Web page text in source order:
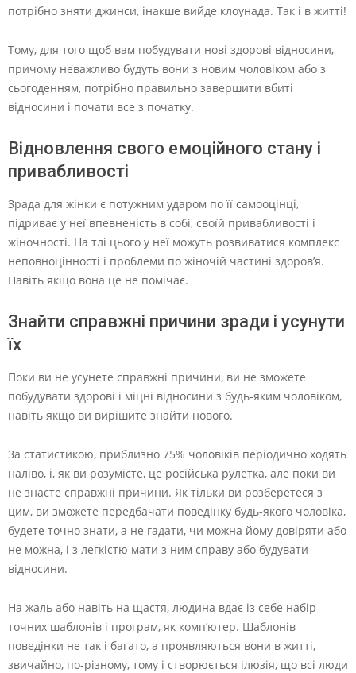
потрібно зняти джинси, інакше вийде клоунада. Так і в житті!
Тому, для того щоб вам побудувати нові здорові відносини,
причому неважливо будуть вони з новим чоловіком або з
сьогоденням, потрібно правильно завершити вбиті
відносини і почати все з початку.
Відновлення свого емоційного стану і
привабливості
Зрада для жінки є потужним ударом по її самооцінці,
підриває у неї впевненість в собі, своїй привабливості і
жіночності. На тлі цього у неї можуть розвиватися комплекс
неповноцінності і проблеми по жіночій частині здоров’я.
Навіть якщо вона це не помічає.
Знайти справжні причини зради і усунути
їх
Поки ви не усунете справжні причини, ви не зможете
побудувати здорові і міцні відносини з будь-яким чоловіком,
навіть якщо ви вирішите знайти нового.
За статистикою, приблизно 75% чоловіків періодично ходять
наліво, і, як ви розумієте, це російська рулетка, але поки ви
не знаєте справжні причини. Як тільки ви розберетеся з
цим, ви зможете передбачати поведінку будь-якого чоловіка,
будете точно знати, а не гадати, чи можна йому довіряти або
не можна, і з легкістю мати з ним справу або будувати
відносини.
На жаль або навіть на щастя, людина вдає із себе набір
точних шаблонів і програм, як комп’ютер. Шаблонів
поведінки не так і багато, а проявляються вони в житті,
звичайно, по-різному, тому і створюється ілюзія, що всі люди